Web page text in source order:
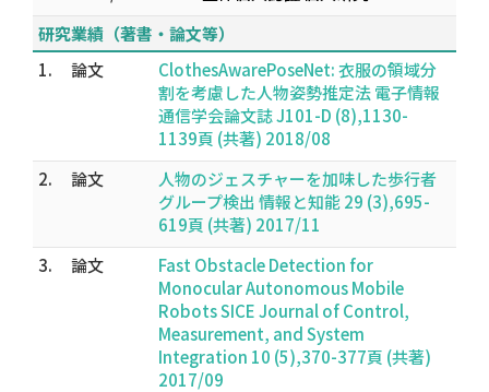
研究業績（著書・論文等）
1.
論文
ClothesAwarePoseNet: 衣服の領域分
割を考慮した人物姿勢推定法 電子情報
通信学会論文誌 J101-D (8),1130-
1139頁 (共著) 2018/08
2.
論文
人物のジェスチャーを加味した歩行者
グループ検出 情報と知能 29 (3),695-
619頁 (共著) 2017/11
3.
論文
Fast Obstacle Detection for
Monocular Autonomous Mobile
Robots SICE Journal of Control,
Measurement, and System
Integration 10 (5),370-377頁 (共著)
2017/09